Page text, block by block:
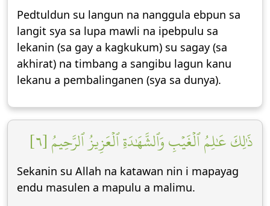
Pedtuldun su langun na nanggula ebpun sa
langit sya sa lupa mawli na ipebpulu sa
lekanin (sa gay a kagkukum) su sagay (sa
akhirat) na timbang a sangibu lagun kanu
lekanu a pembalinganen (sya sa dunya).
ذَٰلِكَ عَٰلِمُ ٱلۡغَيۡبِ وَٱلشَّهَٰدَةِ ٱلۡعَزِيزُ ٱلرَّحِيمُ [٦]
Sekanin su Allah na katawan nin i mapayag
endu masulen a mapulu a malimu.